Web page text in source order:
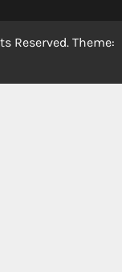
Reserved. Theme: